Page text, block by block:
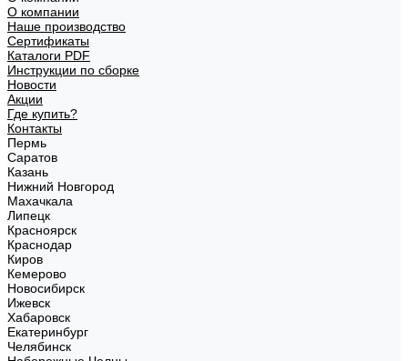
О компании
Наше производство
Сертификаты
Каталоги PDF
Инструкции по сборке
Новости
Акции
Где купить?
Контакты
Пермь
Саратов
Казань
Нижний Новгород
Махачкала
Липецк
Красноярск
Краснодар
Киров
Кемерово
Новосибирск
Ижевск
Хабаровск
Екатеринбург
Челябинск